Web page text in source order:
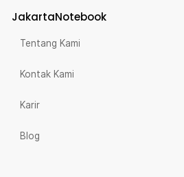
JakartaNotebook
Tentang Kami
Kontak Kami
Karir
Blog